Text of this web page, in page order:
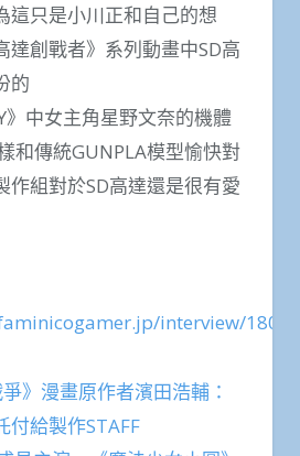
這只是小川正和自己的想
達創戰者》系列動畫中SD高
的
》中女主角星野文奈的機體
和傳統GUNPLA模型愉快對
作組對於SD高達還是很有愛
interview/
》漫畫原作者濱田浩輔：
付給製作STAFF